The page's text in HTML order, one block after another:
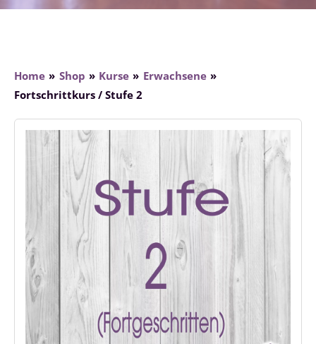
Home Shop Kurse
Erwachsene
Fortschrittkurs / Stufe 2